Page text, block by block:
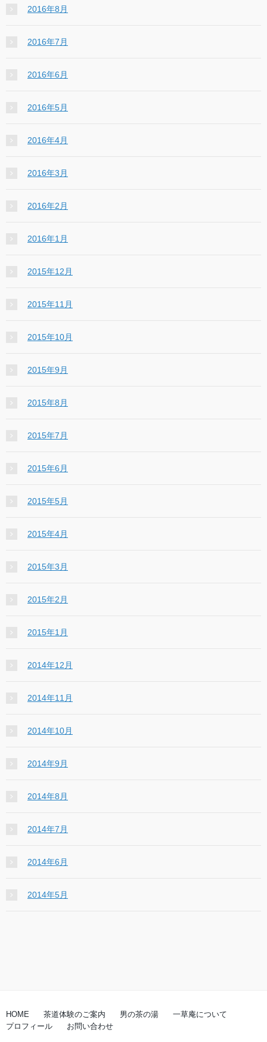
2016年8月
2016年7月
2016年6月
2016年5月
2016年4月
2016年3月
2016年2月
2016年1月
2015年12月
2015年11月
2015年10月
2015年9月
2015年8月
2015年7月
2015年6月
2015年5月
2015年4月
2015年3月
2015年2月
2015年1月
2014年12月
2014年11月
2014年10月
2014年9月
2014年8月
2014年7月
2014年6月
2014年5月
HOME 茶道体験のご案内 男の茶の湯
一草庵について
プロフィール
お問い合わせ